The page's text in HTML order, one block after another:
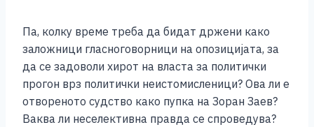
Па, колку време треба да бидат држени како
заложници гласноговорници на опозицијата, за
да се задоволи хирот на власта за политички
прогон врз политички неистомисленици? Ова ли е
отвореното судство како пупка на Зоран Заев?
Ваква ли неселективна правда се спроведува?